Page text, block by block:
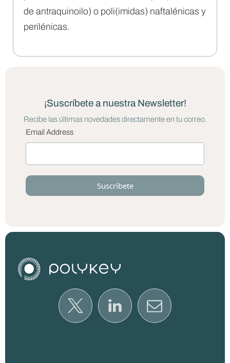
de antraquinoilo) o poli(imidas) naftalénicas y
perilénicas.
¡Suscríbete a nuestra Newsletter!
Recibe las últimas novedades directamente en tu correo.
Email Address